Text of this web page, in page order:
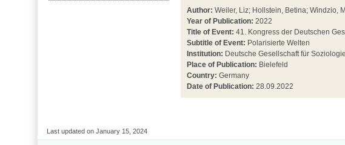
Author: Weiler, Liz; Hollstein, Betina; Windzio,
Year of Publication: 2022
Title of Event: 41. Kongress der Deutschen
Subtitle of Event: Polarisierte Welten
Institution: Deutsche Gesellschaft für
Place of Publication: Bielefeld
Country: Germany
Date of Publication: 28.09.2022
Last updated on January 15, 2024